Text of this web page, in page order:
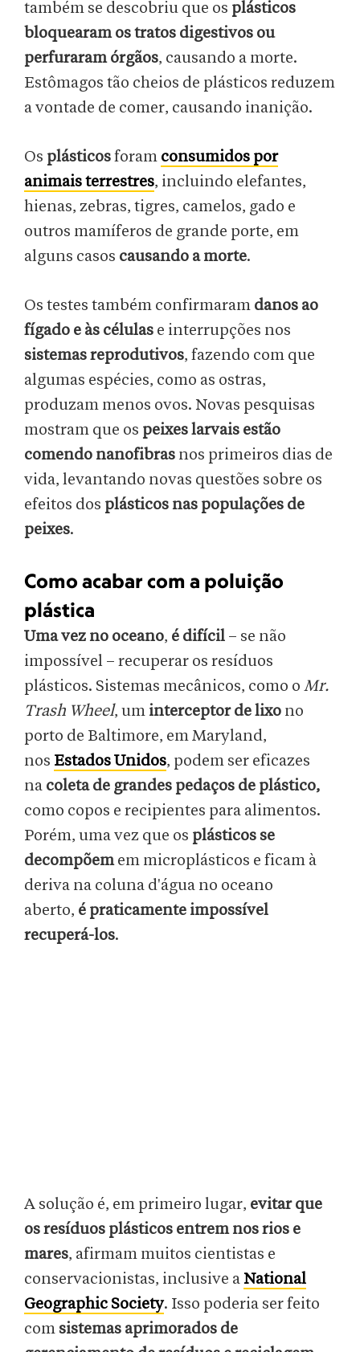
também se descobriu que os plásticos
bloquearam os tratos digestivos ou
perfuraram órgãos, causando a morte.
Estômagos tão cheios de plásticos reduzem
a vontade de comer, causando inanição.
Os plásticosforam consumidos por
animais terrestres, incluindo elefantes,
hienas, zebras, tigres, camelos, gado e
outros mamíferos de grande porte, em
alguns casos causando a morte.
Os testes também confirmaram danos ao
fígado e às células e interrupções nos
sistemas reprodutivos, fazendo com que
algumas espécies, como as ostras,
produzam menos ovos. Novas pesquisas
mostram que os peixes larvais estão
comendo nanofibras nos primeiros dias de
vida, levantando novas questões sobre os
efeitos dos plásticos nas populações de
peixes.
Como acabar com a poluição
plástica
Uma vez no oceano, é difícil – se não
impossível – recuperar os resíduos
plásticos. Sistemas mecânicos, como o Mr.
Trash Wheel, um interceptor de lixo no
porto de Baltimore, em Maryland,
nos Estados Unidos, podem ser eficazes
na coleta de grandes pedaços de plástico,
como copos e recipientes para alimentos.
Porém, uma vez que os plásticos se
decompõemem microplásticos e ficam à
deriva na coluna d'água no oceano
aberto, é praticamente impossível
recuperá-los.
A solução é, em primeiro lugar, evitar que
os resíduos plásticos entrem nos rios e
mares, afirmam muitos cientistas e
conservacionistas, inclusive a National
Geographic Society. Isso poderia ser feito
com sistemas aprimorados de